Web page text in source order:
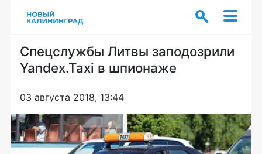
Спецслужбы Литвы заподозрили
Yandex.Taxi в шпионаже
03 августа 2018, 13:44